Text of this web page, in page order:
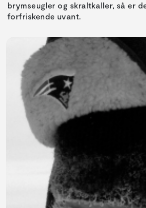
brymseugler og skraltkaller, så er
forfriskende uvant.